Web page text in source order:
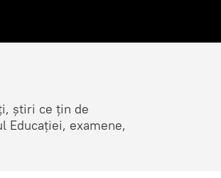
știri ce țin de
Educației, examene,